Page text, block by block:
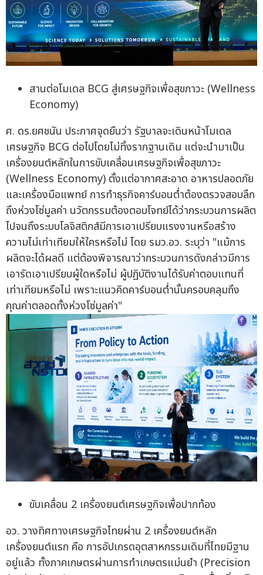
สานต่อโมเดล BCG สู่เศรษฐกิจเพื่อสุขภาวะ (Wellness
Economy)
ศ. ดร.ยศชนัน ประกาศจุดยืนว่า รัฐบาลจะเดินหน้าโมเดล
เศรษฐกิจ BCG ต่อไปโดยไม่ทิ้งรากฐานเดิม แต่จะนำมาเป็น
เครื่องยนต์หลักในการขับเคลื่อนเศรษฐกิจเพื่อสุขภาวะ
(Wellness Economy) ตั้งแต่อากาศสะอาด อาหารปลอดภัย
และเครื่องมือแพทย์ การทำธุรกิจคาร์บอนต่ำต้องตรวจสอบลึก
ถึงห่วงโซ่มูลค่า นวัตกรรมต้องตอบโจทย์ได้ว่ากระบวนการผลิต
ไปจนถึงระบบโลจิสติกส์มีการเอาเปรียบแรงงานหรือสร้าง
ความไม่เท่าเทียมให้ใครหรือไม่ โดย รมว.อว. ระบุว่า "แม้การ
ผลิตจะได้ผลดี แต่ต้องพิจารณาว่ากระบวนการดังกล่าวมีการ
เอารัดเอาเปรียบผู้ใดหรือไม่ ผู้ปฏิบัติงานได้รับค่าตอบแทนที่
เท่าเทียมหรือไม่ เพราะแนวคิดคาร์บอนต่ำนั้นครอบคลุมถึง
คุณค่าตลอดทั้งห่วงโซ่มูลค่า"
ขับเคลื่อน 2 เครื่องยนต์เศรษฐกิจเพื่อปากท้อง
อว. วางทิศทางเศรษฐกิจไทยผ่าน 2 เครื่องยนต์หลัก
เครื่องยนต์แรก คือ การอัปเกรดอุตสาหกรรมเดิมที่ไทยมีฐาน
อยู่แล้ว ทั้งภาคเกษตรผ่านการทำเกษตรแม่นยำ (Precision